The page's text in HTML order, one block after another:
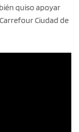
quiso apoyar
Ciudad de